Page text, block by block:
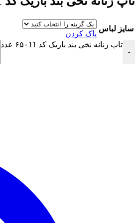
سایز لباس
پاک کردن
-
تاپ زنانه نخی بند باریک کد ۶۵۰11 عدد